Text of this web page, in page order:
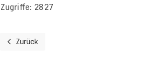
Zugriffe: 2827
Vorheriger Beitrag: Fenster Modernisierung
Zurück